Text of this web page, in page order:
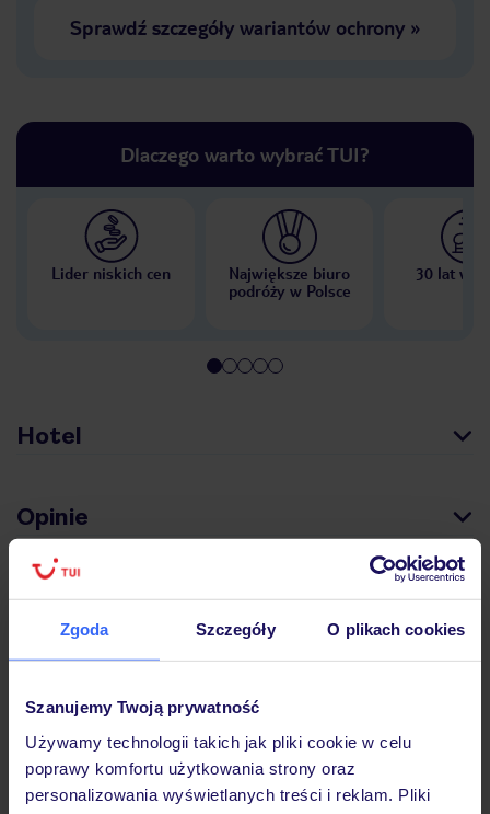
Zgoda Szczegóły O plikach cookies
Szanujemy Twoją prywatność
Używamy technologii takich jak pliki cookie w celu
poprawy komfortu użytkowania strony oraz
personalizowania wyświetlanych treści i reklam. Pliki
Sprawdź szczegóły wariantów ochrony»
Dlaczego warto wybrać TUI?
Lider niskich cen
Największe biuro
podróży w Polsce
30 lat w
Hotel
Opinie
Pokoje
Atrakcje